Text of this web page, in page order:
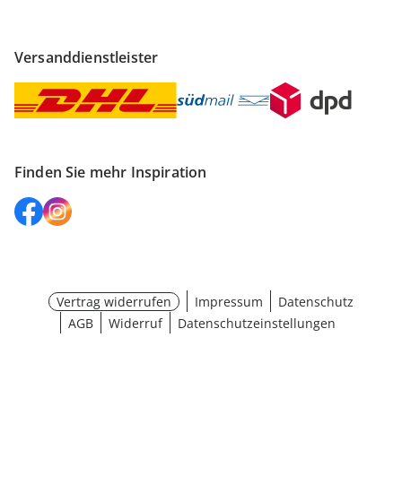
Versanddienstleister
Finden Sie mehr Inspiration
Vertrag widerrufen Impressum
Datenschutz
AGB
Widerruf Datenschutzeinstellungen